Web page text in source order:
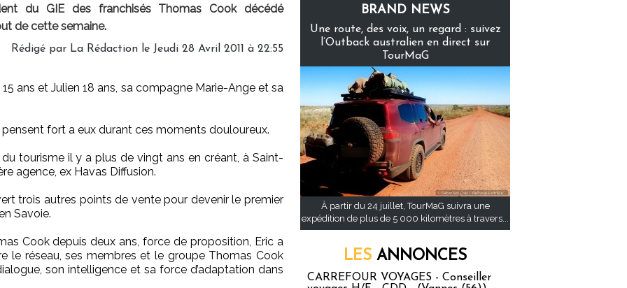
du GIE des franchisés Thomas Cook décédé
de cette semaine.
Rédigé par La Rédaction le Jeudi 28 Avril 2011 à 22:55
ans et Julien 18 ans, sa compagne Marie-Ange et sa
fort a eux durant ces moments douloureux.
tourisme il y a plus de vingt ans en créant, à Saint-
agence, ex Havas Diffusion.
trois autres points de vente pour devenir le premier
Savoie.
Cook depuis deux ans, force de proposition, Eric a
le réseau, ses membres et le groupe Thomas Cook
son intelligence et sa force d’adaptation dans
BRAND NEWS
Une route, des voix, un regard : suivez
l’Outback australien en direct sur
TourMaG
À partir du 24 juillet, TourMaG suivra une
expédition de plus de 5 000 kilomètres à travers...
LES ANNONCES
CARREFOUR VOYAGES - Conseiller